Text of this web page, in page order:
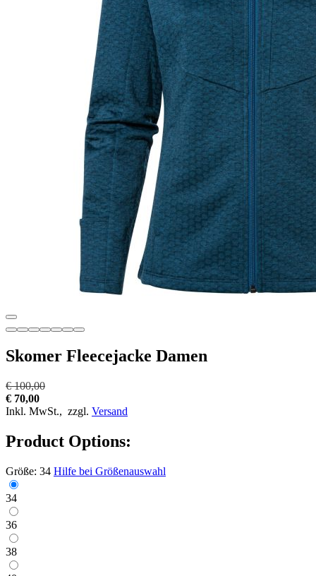
Skomer Fleecejacke Damen
€ 100,00
€ 70,00
Inkl. MwSt., zzgl. Versand
Product Options:
Größe: 34 Hilfe bei Größenauswahl
34
36
38